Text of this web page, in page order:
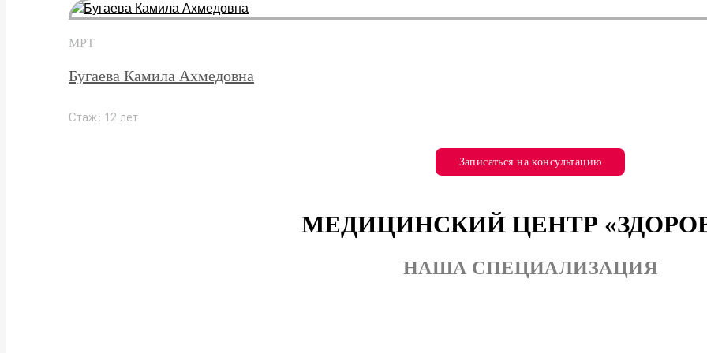
МРТ
Бугаева Камила Ахмедовна
Стаж: 12 лет
Записаться на консультацию
МЕДИЦИНСКИЙ ЦЕНТР
НАША СПЕЦИАЛИЗАЦИЯ